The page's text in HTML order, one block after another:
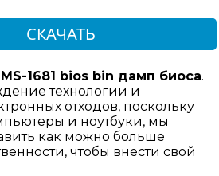
СКАЧАТЬ
MS-1681 bios bin дамп биоса.
технологии и
отходов, поскольку
и ноутбуки, мы
как можно больше
чтобы внести свой